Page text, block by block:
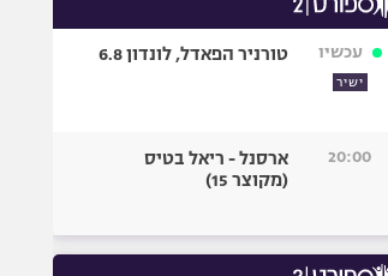
ספורט מוטורי
בייסבול MLB
עכשיו
ישיר
טורניר הפאדל, לונדון 6.8
20:00
ארסנל - ריאל בטיס
(מקוצר 15)